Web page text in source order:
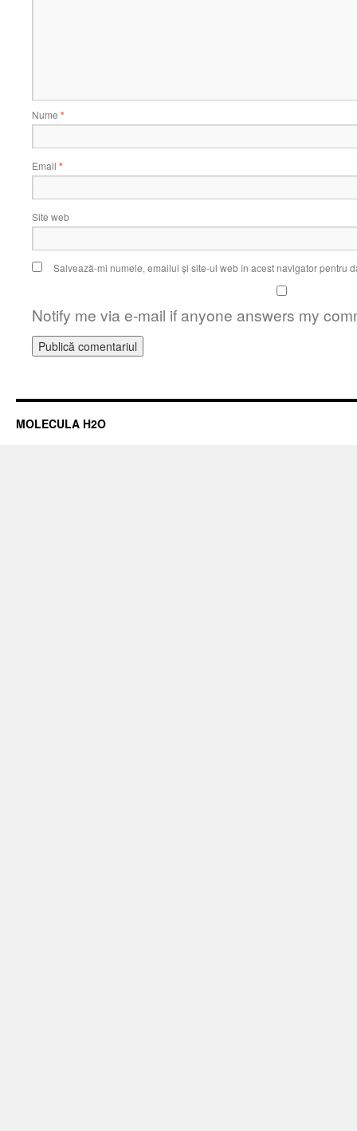
Nume *
Email *
Site web
Salvează-mi numele, emailul și site-ul web în acest navigator pentru
Notify me via e-mail if anyone answers my
MOLECULA H2O